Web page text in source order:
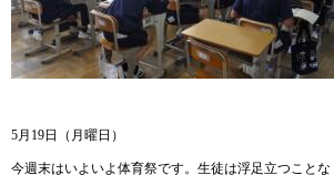
5月19日（月曜日）
今週末はいよいよ体育祭です。生徒は浮足立つこと